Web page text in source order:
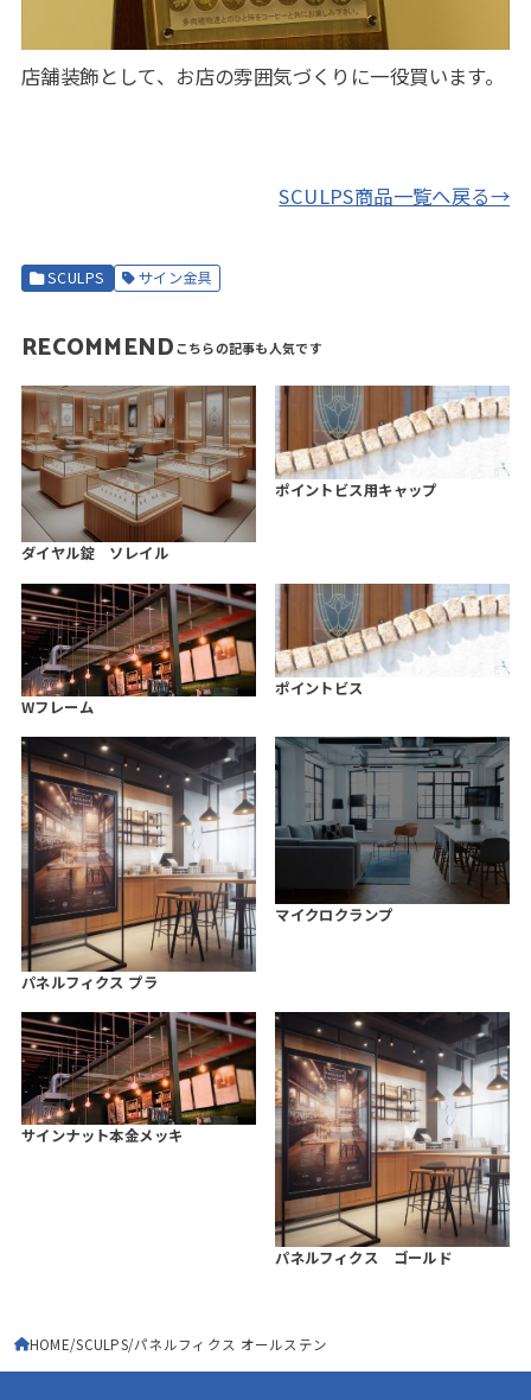
店舗装飾として、お店の雰囲気づくりに一役買います。
SCULPS商品一覧へ戻る→
SCULPS サイン金具
RECOMMEND
ダイヤル錠 ソレイル
ポイントビス用キャップ
Wフレーム
ポイントビス
パネルフィクス プラ
マイクロクランプ
サインナット本金メッキ
パネルフィクス ゴールド
HOME SCULPS パネルフィクス オールステン